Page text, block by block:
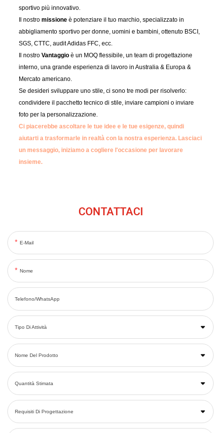
sportivo più innovativo.
Il nostromissioneè potenziare il tuo marchio, specializzato in
abbigliamento sportivo per donne, uomini e bambini, ottenuto BSCI,
SGS, CTTC, audit Adidas FFC, ecc.
Il nostroVantaggioè un MOQ flessibile, un team di progettazione
interno, una grande esperienza di lavoro in Australia & Europa &
Mercato americano.
Se desideri sviluppare uno stile, ci sono tre modi per risolverlo:
condividere il pacchetto tecnico di stile, inviare campioni o inviare
foto per la personalizzazione.
Ci piacerebbe ascoltare le tue idee e le tue esigenze, quindi
aiutarti a trasformarle in realtà con la nostra esperienza.Lasciaci
un messaggio, iniziamo a cogliere l'occasione per lavorare
insieme.
CONTATTACI
E-Mail
Nome
Telefono/WhatsApp
Tipo Di Attività
Nome Del Prodotto
Quantità Stimata
Requisiti Di Progettazione